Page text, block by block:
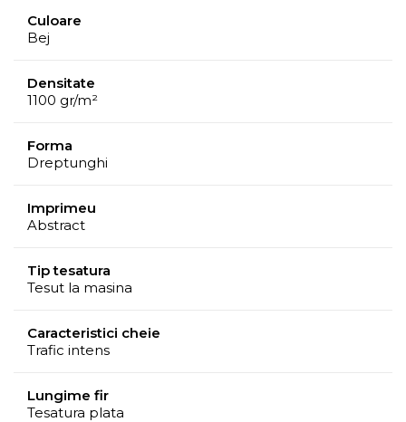
Culoare
Bej
Densitate
1100 gr/m²
Forma
Dreptunghi
Imprimeu
Abstract
Tip tesatura
Tesut la masina
Caracteristici cheie
Trafic intens
Lungime fir
Tesatura plata